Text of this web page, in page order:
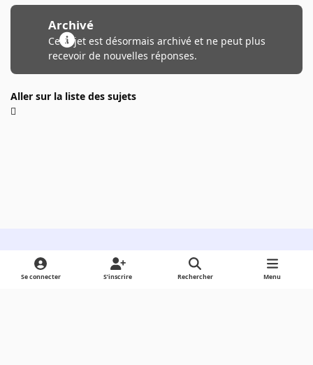
Archivé
Ce sujet est désormais archivé et ne peut plus
recevoir de nouvelles réponses.
Aller sur la liste des sujets
Light ModeDark ModeSystem Preference
Se connecter S’inscrire Rechercher Menu